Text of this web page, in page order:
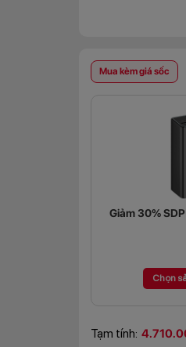
Mua kèm giá sốc
Giảm 30%
Chọn
Tạm tính: